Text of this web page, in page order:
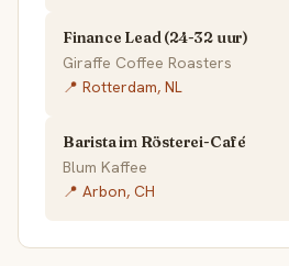
Finance Lead (24-32 uur)
Giraffe Coffee Roasters
📍 Rotterdam, NL
Barista im Rösterei-Café
Blum Kaffee
📍 Arbon, CH